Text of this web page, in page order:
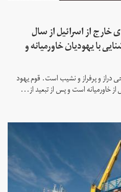
از اسرائیل از سال
با یهودیان خاورمیانه و
دراز و پرفراز و نشیب است. قوم یهود
خاورمیانه است و پس از تبعید از...